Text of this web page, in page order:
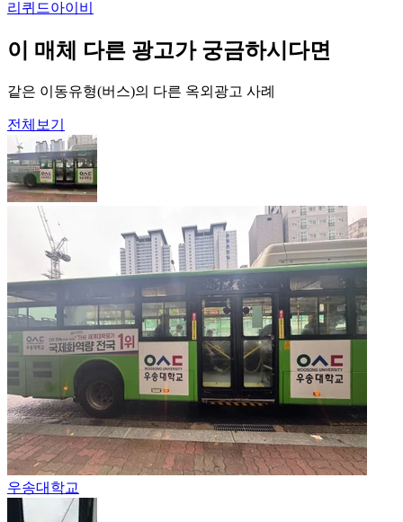
리퀴드아이비
이 매체 다른 광고가 궁금하시다면
같은 이동유형(버스)의 다른 옥외광고 사례
전체보기
우송대학교